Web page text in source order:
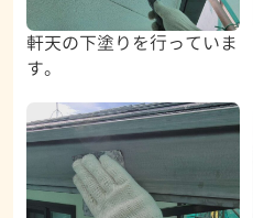
軒天の下塗りを行っていま
す。